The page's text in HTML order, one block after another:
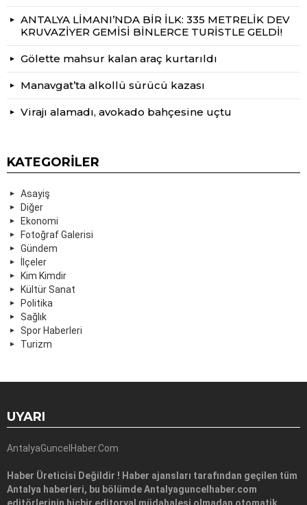
ANTALYA LİMANI’NDA BİR İLK: 335 METRELİK DEV
KRUVAZİYER GEMİSİ BİNLERCE TURİSTLE GELDİ!
Gölette mahsur kalan araç kurtarıldı
Manavgat’ta alkollü sürücü kazası
Virajı alamadı, avokado bahçesine uçtu
KATEGORILER
Asayiş
Diğer
Ekonomi
Fotoğraf Galerisi
Gündem
İlçeler
Kim Kimdir
Kültür Sanat
Politika
Sağlık
Spor Haberleri
Turizm
UYARI
AntalyaGuncelHaber.Com
Haber Üreticisi Değildir ! Haber ajansları tarafından geçilen tüm
Antalya haberleri, bu bölümde Antalyaguncelhaber.com